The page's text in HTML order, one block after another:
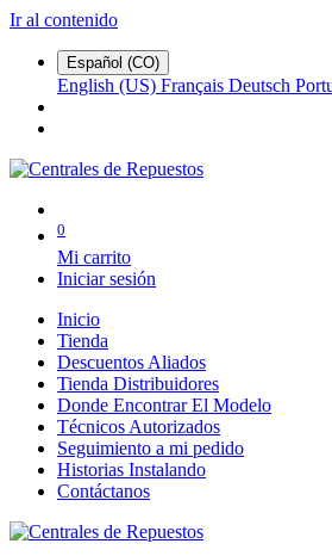
Ir al contenido
Español (CO)
English (US) Français Deutsch
0
Mi carrito
Iniciar sesión
Inicio
Tienda
Descuentos Aliados
Tienda Distribuidores
Donde Encontrar El Modelo
Técnicos Autorizados
Seguimiento a mi pedido
Historias Instalando
Contáctanos